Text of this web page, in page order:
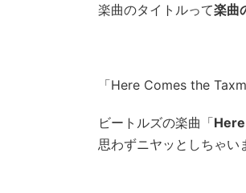
楽曲のタイトルって楽曲
「Here Comes the
ビートルズの楽曲「
思わずニヤッとしちゃい